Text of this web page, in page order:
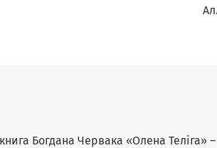
Богдана Червака «Олена Теліга»